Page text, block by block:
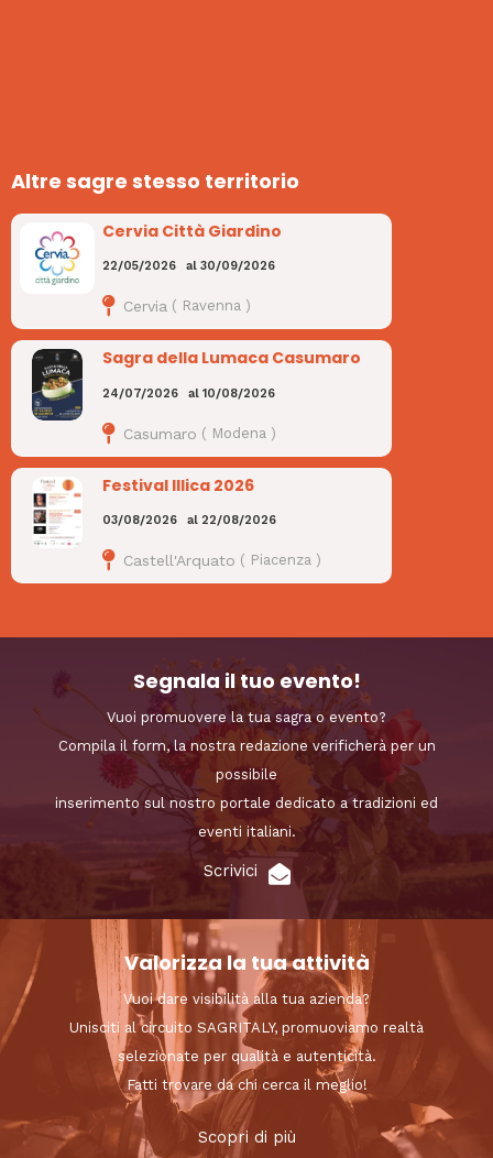
Altre sagre stesso territorio
Cervia Città Giardino
22/05/2026 al 30/09/2026
Cervia ( Ravenna)
Sagra della Lumaca Casumaro
24/07/2026 al 10/08/2026
Casumaro ( Modena )
Festival Illica 2026
03/08/2026 al 22/08/2026
Castell'Arquato ( Piacenza)
Segnala il tuo evento!
Vuoi promuovere la tua sagra o evento?
Compila il form, la nostra redazione verificherà per un
possibile
inserimento sul nostro portale dedicato a tradizioni ed
eventi italiani.
Scrivici
Valorizza la tua attività
Vuoi dare visibilità alla tua azienda?
Unisciti al circuito SAGRITALY, promuoviamo realtà
selezionate per qualità e autenticità.
Fatti trovare da chi cerca il meglio!
Scopri di più